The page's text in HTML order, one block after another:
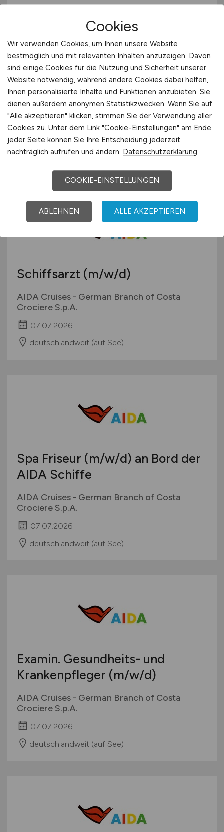
Executive Chef / Küchendirektor
(m/w/d)
AIDA Cruises - German Branch of Costa
Crociere S.p.A.
07.07.2026
deutschlandweit (auf See)
Schiffsarzt (m/w/d)
AIDA Cruises - German Branch of Costa
Crociere S.p.A.
07.07.2026
deutschlandweit (auf See)
Spa Friseur (m/w/d) an Bord der
AIDA Schiffe
AIDA Cruises - German Branch of Costa
Crociere S.p.A.
07.07.2026
deutschlandweit (auf See)
Examin. Gesundheits- und
Krankenpfleger (m/w/d)
AIDA Cruises - German Branch of Costa
Crociere S.p.A.
07.07.2026
deutschlandweit (auf See)
Cookies
Wir verwenden Cookies, um Ihnen unsere Website
bestmöglich und mit relevanten Inhalten anzuzeigen. Davon
sind einige Cookies für die Nutzung und Sicherheit unserer
Website notwendig, während andere Cookies dabei helfen,
Ihnen personalisierte Inhalte und Funktionen anzubieten. Sie
dienen außerdem anonymen Statistikzwecken. Wenn Sie auf
"Alle akzeptieren" klicken, stimmen Sie der Verwendung aller
Cookies zu. Unter dem Link "Cookie-Einstellungen" am Ende
jeder Seite können Sie Ihre Entscheidung jederzeit
nachträglich aufrufen und ändern. Datenschutzerklärung
COOKIE-EINSTELLUNGEN
ABLEHNEN ALLE AKZEPTIEREN